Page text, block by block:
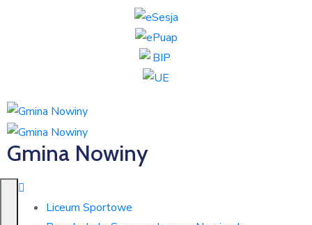
Gmina Nowiny
Liceum Sportowe